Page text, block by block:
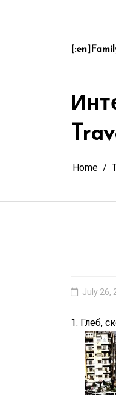
Home
July 26,
1. Глеб,